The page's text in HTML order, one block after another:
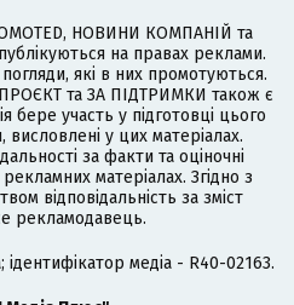
НОВИНИ КОМПАНІЙ та
на правах реклами.
які в них промотуються.
та ЗА ПІДТРИМКИ також є
бере участь у підготовці цього
висловлені у цих матеріалах.
за факти та оціночні
матеріалах. Згідно з
відповідальність за зміст
рекламодавець.
медіа - R40-02163.